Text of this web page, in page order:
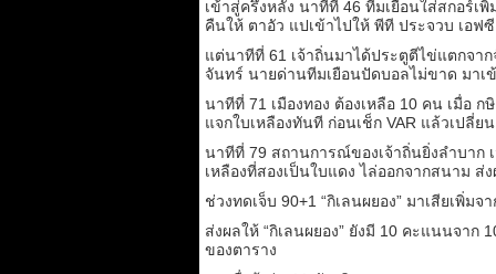
เข้าสู่ครึ่งหลัง นาทีที่ 46 ทีมเยือนใส่สกอร์เพิ่
คืนให้ ตาอัว แปเข้าไปให้ พีที ประจวบ เอฟ
แต่นาทีที่ 61 เจ้าถิ่นมาได้ประตูตีไข่แตกจา
จันทร์ นายด่านทีมเยือนปัดบอลไม่ขาด มาเ
นาทีที่ 71 เมืองทอง ต้องเหลือ 10 คน เมื่อ
แจกใบเหลืองทันที ก่อนเช็ก VAR แล้วเปลี่ย
นาทีที่ 79 สถานการณ์ของเจ้าถิ่นยิ่งลำบาก
เหลืองที่สองเป็นใบแดง ไล่ออกจากสนาม ส่
ช่วงทดเจ็บ 90+1 “กิเลนผยอง” มาเสียเพิ่ม
ส่งผลให้ “กิเลนผยอง” ยังมี 10 คะแนนจา
ของตาราง